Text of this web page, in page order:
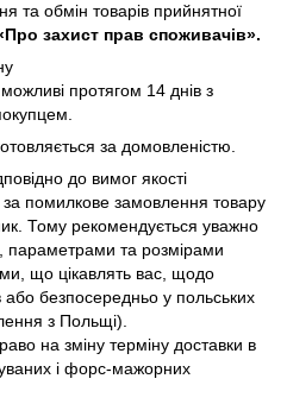
та обмін товарів прийнятної
захист прав споживачів».
протягом 14 днів з
за домовленістю.
до вимог якості
помилкове замовлення товару
Тому рекомендується уважно
та розмірами
що цікавлять вас, щодо
безпосередньо у польських
з Польщі).
на зміну терміну доставки в
і форс-мажорних